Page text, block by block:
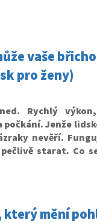
vaše
pro ženy)
Rychlý
Jenže
nevěří.
starat. Co
mění